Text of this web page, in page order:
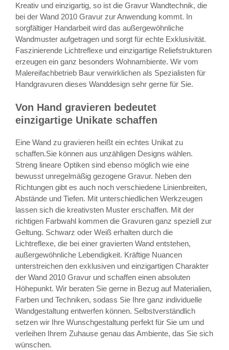
Kreativ und einzigartig, so ist die Gravur Wandtechnik, die
bei der Wand 2010 Gravur zur Anwendung kommt. In
sorgfältiger Handarbeit wird das außergewöhnliche
Wandmuster aufgetragen und sorgt für echte Exklusivität.
Faszinierende Lichtreflexe und einzigartige Reliefstrukturen
erzeugen ein ganz besonders Wohnambiente. Wir vom
Malereifachbetrieb Baur verwirklichen als Spezialisten für
Handgravuren dieses Wanddesign sehr gerne für Sie.
Von Hand gravieren bedeutet
einzigartige Unikate schaffen
Eine Wand zu gravieren heißt ein echtes Unikat zu
schaffen.Sie können aus unzähligen Designs wählen.
Streng lineare Optiken sind ebenso möglich wie eine
bewusst unregelmäßig gezogene Gravur. Neben den
Richtungen gibt es auch noch verschiedene Linienbreiten,
Abstände und Tiefen. Mit unterschiedlichen Werkzeugen
lassen sich die kreativsten Muster erschaffen. Mit der
richtigen Farbwahl kommen die Gravuren ganz speziell zur
Geltung. Schwarz oder Weiß erhalten durch die
Lichtreflexe, die bei einer gravierten Wand entstehen,
außergewöhnliche Lebendigkeit. Kräftige Nuancen
unterstreichen den exklusiven und einzigartigen Charakter
der Wand 2010 Gravur und schaffen einen absoluten
Höhepunkt. Wir beraten Sie gerne in Bezug auf Materialien,
Farben und Techniken, sodass Sie Ihre ganz individuelle
Wandgestaltung entwerfen können. Selbstverständlich
setzen wir Ihre Wunschgestaltung perfekt für Sie um und
verleihen Ihrem Zuhause genau das Ambiente, das Sie sich
wünschen.